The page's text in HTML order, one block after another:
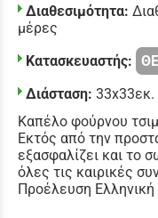
Διαθεσιμότητα:
μέρες
Κατασκευαστής:
Διάσταση: 33x33εκ.
Καπέλο φούρνου
Εκτός από την
εξασφαλίζει και το
όλες τις καιρικές
Προέλευση Ελληνική